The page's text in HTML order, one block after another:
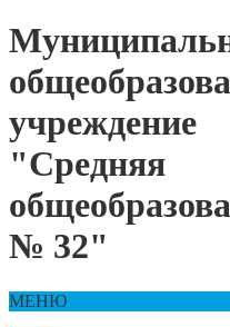
учреждение
"Средняя
№ 32"
МЕНЮ